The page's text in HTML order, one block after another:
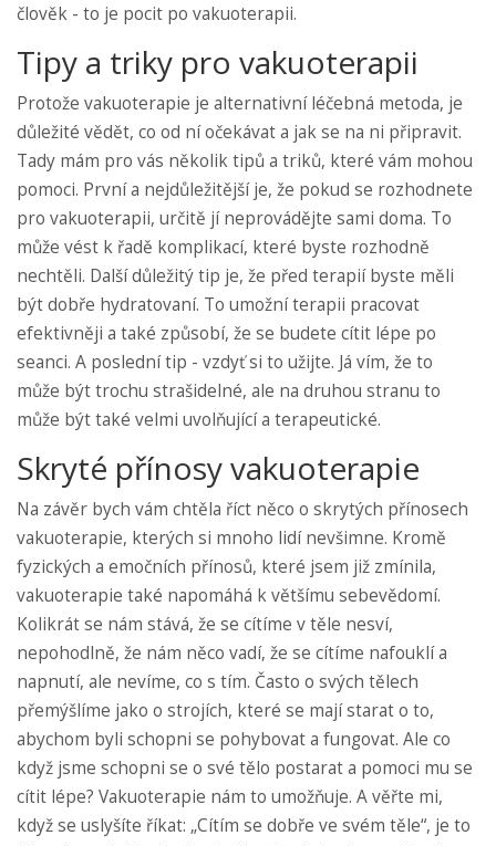
člověk - to je pocit po vakuoterapii.
Tipy a triky pro vakuoterapii
Protože vakuoterapie je alternativní léčebná metoda, je
důležité vědět, co od ní očekávat a jak se na ni připravit.
Tady mám pro vás několik tipů a triků, které vám mohou
pomoci. První a nejdůležitější je, že pokud se rozhodnete
pro vakuoterapii, určitě jí neprovádějte sami doma. To
může vést k řadě komplikací, které byste rozhodně
nechtěli. Další důležitý tip je, že před terapií byste měli
být dobře hydratovaní. To umožní terapii pracovat
efektivněji a také způsobí, že se budete cítit lépe po
seanci. A poslední tip - vzdyť si to užijte. Já vím, že to
může být trochu strašidelné, ale na druhou stranu to
může být také velmi uvolňující a terapeutické.
Skryté přínosy vakuoterapie
Na závěr bych vám chtěla říct něco o skrytých přínosech
vakuoterapie, kterých si mnoho lidí nevšimne. Kromě
fyzických a emočních přínosů, které jsem již zmínila,
vakuoterapie také napomáhá k většímu sebevědomí.
Kolikrát se nám stává, že se cítíme v těle nesví,
nepohodlně, že nám něco vadí, že se cítíme nafouklí a
napnutí, ale nevíme, co s tím. Často o svých tělech
přemýšlíme jako o strojích, které se mají starat o to,
abychom byli schopni se pohybovat a fungovat. Ale co
když jsme schopni se o své tělo postarat a pomoci mu se
cítit lépe? Vakuoterapie nám to umožňuje. A věřte mi,
když se uslyšíte říkat: „Cítím se dobře ve svém těle“, je to